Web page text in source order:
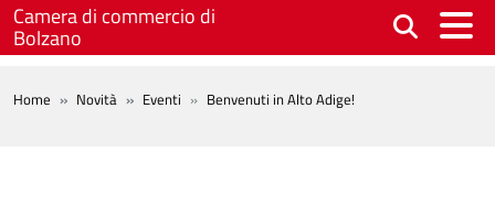
Salta al contenuto principale
Camera di commercio di
Bolzano
BREADCRUMB
Home Novità Eventi Benvenuti in Alto Adige!